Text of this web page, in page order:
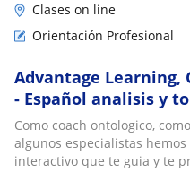
Clases on line
Orientación Profesional
Advantage Learning,
- Español analisis y
vocacional en la era
Como coach ontologico,
algunos especialistas
interactivo que te guia y te